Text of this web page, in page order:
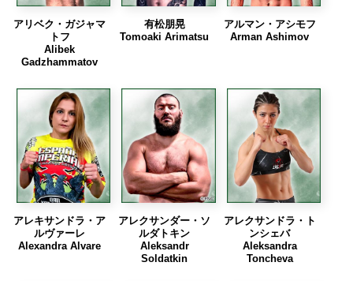
アリベク・ガジャマ
トフ
Alibek
Gadzhammatov
有松朋晃
Tomoaki Arimatsu
アルマン・アシモフ
Arman Ashimov
アレキサンドラ・ア
ルヴァーレ
Alexandra Alvare
アレクサンダー・ソ
ルダトキン
Aleksandr
Soldatkin
アレクサンドラ・ト
ンシェバ
Aleksandra
Toncheva